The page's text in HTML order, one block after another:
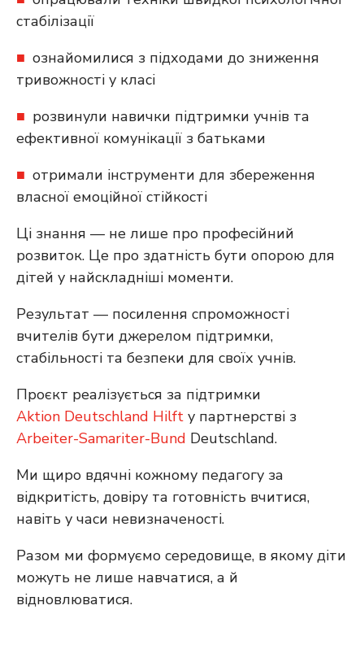
стабілізації
ознайомилися з підходами до зниження
тривожності у класі
розвинули навички підтримки учнів та
ефективної комунікації з батьками
отримали інструменти для збереження
власної емоційної стійкості
Ці знання — не лише про професійний
розвиток. Це про здатність бути опорою для
дітей у найскладніші моменти.
Результат — посилення спроможності
вчителів бути джерелом підтримки,
стабільності та безпеки для своїх учнів.
Проєкт реалізується за підтримки
Aktion Deutschland Hilft у партнерстві з
Arbeiter-Samariter-Bund Deutschland.
Ми щиро вдячні кожному педагогу за
відкритість, довіру та готовність вчитися,
навіть у часи невизначеності.
Разом ми формуємо середовище, в якому діти
можуть не лише навчатися, а й
відновлюватися.